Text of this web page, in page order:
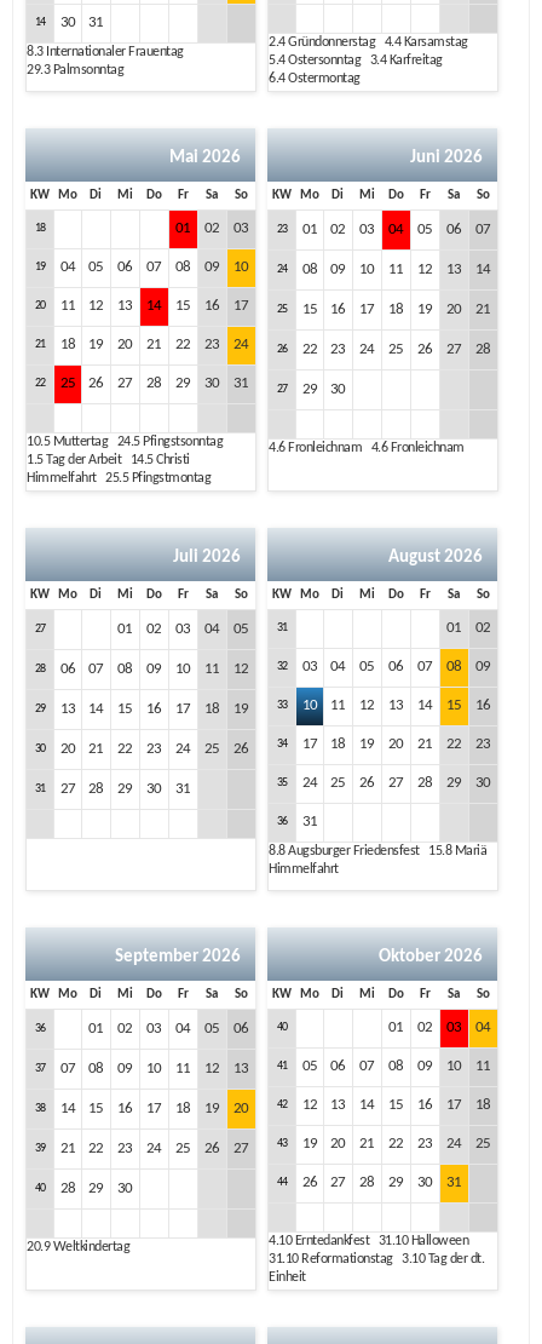
14 30 31
8.3Internationaler Frauentag
29.3Palmsonntag
2.4Gründonnerstag 4.4Karsamstag
5.4Ostersonntag 3.4Karfreitag
6.4Ostermontag
Mai 2026
KW Mo Di Mi Do Fr Sa So
18 01 02 03
19 04 05 06 07 08 09 10
20 11 12 13 14 15 16 17
21 18 19 20 21 22 23 24
22 25 26 27 28 29 30 31
10.5Muttertag 24.5Pfingstsonntag
1.5Tag der Arbeit 14.5Christi
Himmelfahrt 25.5Pfingstmontag
Juni 2026
KW Mo Di Mi Do Fr Sa So
23 01 02 03 04 05 06 07
24 08 09 10 11 12 13 14
25 15 16 17 18 19 20 21
26 22 23 24 25 26 27 28
27 29 30
4.6Fronleichnam 4.6Fronleichnam
Juli 2026
KW Mo Di Mi Do Fr Sa So
27 01 02 03 04 05
28 06 07 08 09 10 11 12
29 13 14 15 16 17 18 19
30 20 21 22 23 24 25 26
31 27 28 29 30 31
August 2026
KW Mo Di Mi Do Fr Sa So
31 01 02
32 03 04 05 06 07 08 09
33 10 11 12 13 14 15 16
34 17 18 19 20 21 22 23
35 24 25 26 27 28 29 30
36 31
8.8Augsburger Friedensfest 15.8Mariä
Himmelfahrt
September 2026
KW Mo Di Mi Do Fr Sa So
36 01 02 03 04 05 06
37 07 08 09 10 11 12 13
38 14 15 16 17 18 19 20
39 21 22 23 24 25 26 27
40 28 29 30
20.9Weltkindertag
Oktober 2026
KW Mo Di Mi Do Fr Sa So
40 01 02 03 04
41 05 06 07 08 09 10 11
42 12 13 14 15 16 17 18
43 19 20 21 22 23 24 25
44 26 27 28 29 30 31
4.10Erntedankfest 31.10Halloween
31.10Reformationstag 3.10Tag der dt.
Einheit